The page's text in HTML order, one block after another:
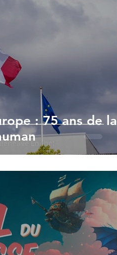
: 75 ans de la